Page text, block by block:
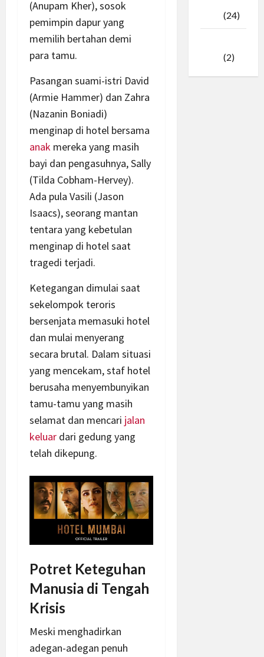
(Anupam Kher), sosok
pemimpin dapur yang
memilih bertahan demi
para tamu.
Pasangan suami-istri David
(Armie Hammer) dan Zahra
(Nazanin Boniadi)
menginap di hotel bersama
anak mereka yang masih
bayi dan pengasuhnya, Sally
(Tilda Cobham-Hervey).
Ada pula Vasili (Jason
Isaacs), seorang mantan
tentara yang kebetulan
menginap di hotel saat
tragedi terjadi.
Ketegangan dimulai saat
sekelompok teroris
bersenjata memasuki hotel
dan mulai menyerang
secara brutal. Dalam situasi
yang mencekam, staf hotel
berusaha menyembunyikan
tamu-tamu yang masih
selamat dan mencari jalan
keluar dari gedung yang
telah dikepung.
Potret Keteguhan
Manusia di Tengah
Krisis
Meski menghadirkan
adegan-adegan penuh
(24)
(2)